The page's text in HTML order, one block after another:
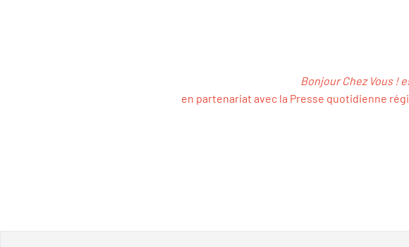
Bonjour Chez Vous !
en partenariat avec la Presse quotidienne